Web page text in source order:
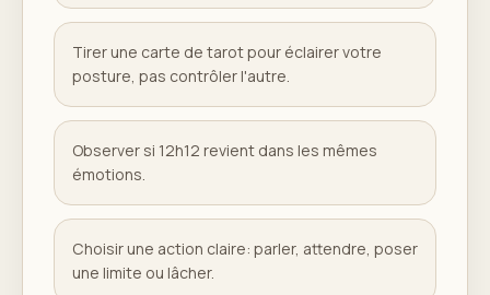
Tirer une carte de tarot pour éclairer votre
posture, pas contrôler l'autre.
Observer si 12h12 revient dans les mêmes
émotions.
Choisir une action claire: parler, attendre, poser
une limite ou lâcher.